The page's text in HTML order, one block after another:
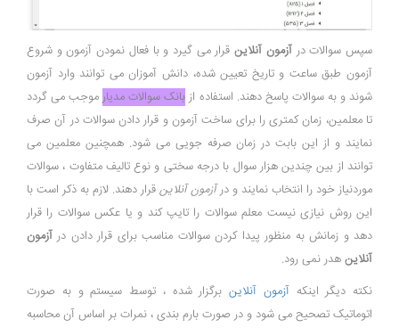
سپس سوالات در آزمون آنلاینقرار می گیرد و با فعال نمودن آزمون و شروع
آزمون طبق ساعت و تاریخ تعیین شده، دانش آموزان می توانند وارد آزمون
شوند و به سوالات پاسخ دهند. استفاده از بانک سوالات مدیارموجب می گردد
تا معلمین، زمان کمتری را برای ساخت آزمون و قرار دادن سوالات در آن صرف
نمایند و از این بابت در زمان صرفه جویی می شود. همچنین معلمین می
توانند از بین چندین هزار سوال با درجه سختی و نوع تالیف متفاوت ، سوالات
موردنیاز خود را انتخاب نمایند و درآزمون آنلاین قرار دهند. لازم به ذکر است با
این روش نیازی نیست معلم سوالات را تایپ کند و یا عکس سوالات را قرار
دهد و زمانش به منظور پیدا کردن سوالات مناسب برای قرار دادن در آزمون
آنلاین هدر نمی رود.
نکته دیگر اینکه آزمون آنلاین برگزار شده ، توسط سیستم و به صورت
اتوماتیک تصحیح می شود و در صورت بارم بندی ، نمرات بر اساس آن محاسبه